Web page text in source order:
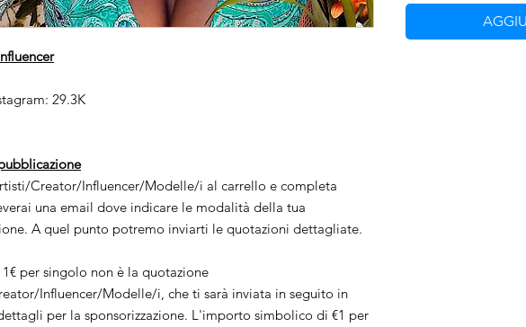
29.3K
Creator/Influencer/Modelle/i al carrello e completa
una email dove indicare le modalità della tua
A quel punto potremo inviarti le quotazioni dettagliate.
per singolo non è la quotazione
Influencer/Modelle/i, che ti sarà inviata in seguito in
per la sponsorizzazione. L'importo simbolico di €1 per